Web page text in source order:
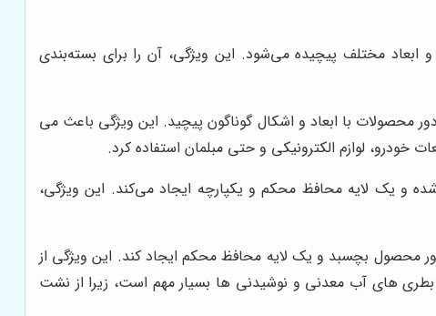
ابعاد مختلف پیچیده می‌شود. این ویژگی، آن را برای بسته‌بندی
محصولات با ابعاد و اشکال گوناگون پیچید. این ویژگی باعث می
لوازم الکترونیکی و حتی مبلمان استفاده کرد.
و یک لایه محافظ محکم و یکپارچه ایجاد می‌کند. این ویژگی،
محصول بچسبد و یک لایه محافظ محکم ایجاد کند. این ویژگی از
های آب معدنی و نوشیدنی ها بسیار مهم است، زیرا از نشت